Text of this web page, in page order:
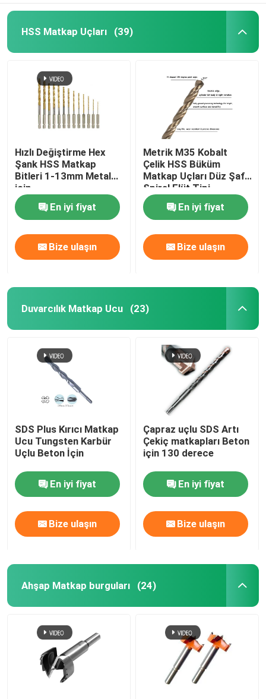
HSS Matkap Uçları (39)
Hızlı Değiştirme Hex
Şank HSS Matkap
Bitleri 1-13mm Metal
için
En iyi fiyat
Bize ulaşın
Metrik M35 Kobalt
Çelik HSS Büküm
Matkap Uçları Düz ​​Şaft
Spiral Flüt Tipi
En iyi fiyat
Bize ulaşın
Duvarcılık Matkap Ucu (23)
SDS Plus Kırıcı Matkap
Ucu Tungsten Karbür
Uçlu Beton İçin
En iyi fiyat
Bize ulaşın
Çapraz uçlu SDS Artı
Çekiç matkapları Beton
için 130 derece
En iyi fiyat
Bize ulaşın
Ahşap Matkap burguları (24)